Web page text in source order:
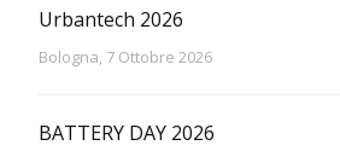
Urbantech 2026
Bologna, 7 Ottobre 2026
BATTERY DAY 2026